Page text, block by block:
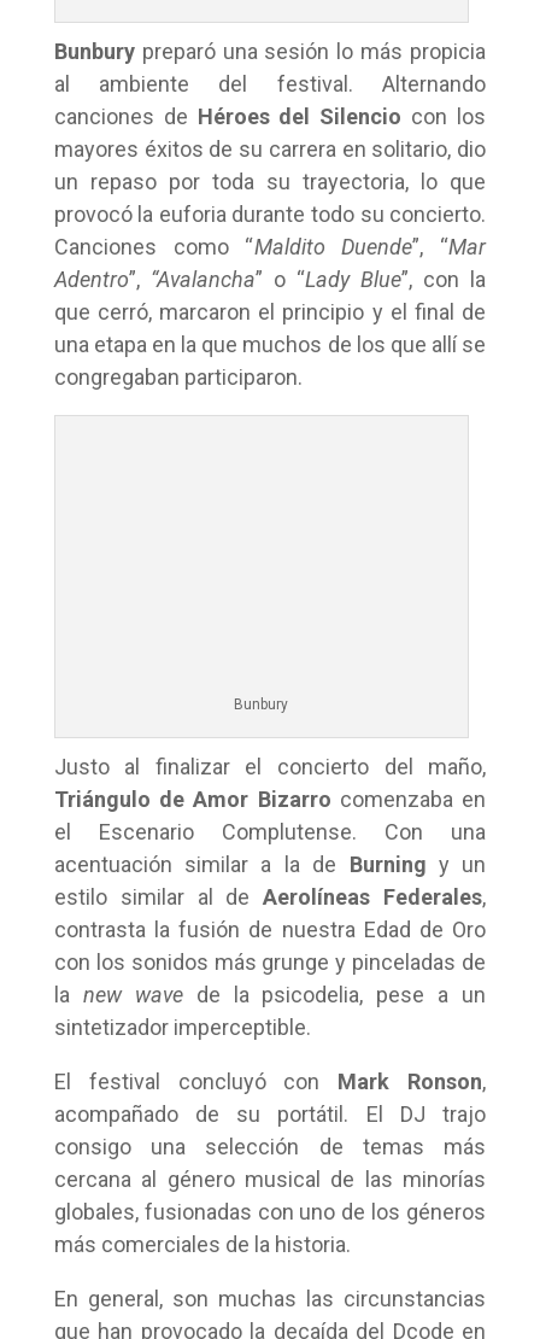
Bunburypreparó una sesión lo más propicia
al ambiente del festival. Alternando
canciones de Héroes del Silencio con los
mayores éxitos de su carrera en solitario, dio
un repaso por toda su trayectoria, lo que
provocó la euforia durante todo su concierto.
Canciones como “Maldito Duende”, “Mar
Adentro”, “Avalancha” o “Lady Blue”, con la
que cerró, marcaron el principio y el final de
una etapa en la que muchos de los que allí se
congregaban participaron.
Bunbury
Justo al finalizar el concierto del maño,
Triángulo de Amor Bizarro comenzaba en
el Escenario Complutense. Con una
acentuación similar a la de Burning y un
estilo similar al deAerolíneas Federales,
contrasta la fusión de nuestra Edad de Oro
con los sonidos más grunge y pinceladas de
la new wavede la psicodelia, pese a un
sintetizador imperceptible.
El festival concluyó con Mark Ronson,
acompañado de su portátil. El DJ trajo
consigo una selección de temas más
cercana al género musical de las minorías
globales, fusionadas con uno de los géneros
más comerciales de la historia.
En general, son muchas las circunstancias
que han provocado la decaída del Dcode en